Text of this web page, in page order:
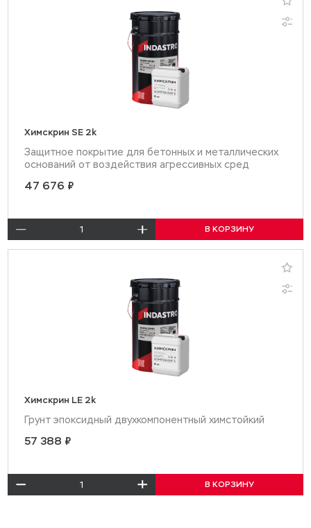
Химскрин SE 2k
Защитное покрытие для бетонных и металлических
оснований от воздействия агрессивных сред
47 676 ₽
В КОРЗИНУ
Химскрин LE 2k
Грунт эпоксидный двухкомпонентный химстойкий
57 388 ₽
В КОРЗИНУ